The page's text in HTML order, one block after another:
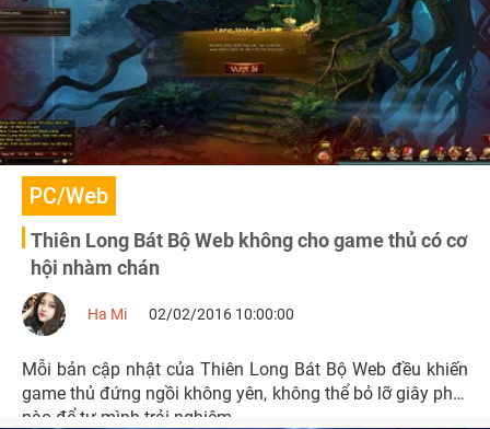
PC/Web
Thiên Long Bát Bộ Web không cho game thủ có cơ
hội nhàm chán
Ha Mi 02/02/2016 10:00:00
Mỗi bản cập nhật của Thiên Long Bát Bộ Web đều khiến
game thủ đứng ngồi không yên, không thể bỏ lỡ giây phút
nào để tự mình trải nghiệm.